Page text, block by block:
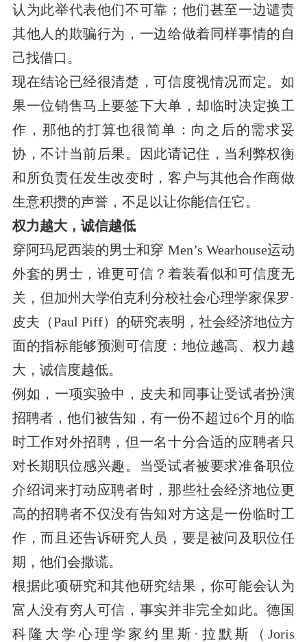
认为此举代表他们不可靠；他们甚至一边谴责
其他人的欺骗行为，一边给做着同样事情的自
己找借口。
现在结论已经很清楚，可信度视情况而定。如
果一位销售马上要签下大单，却临时决定换工
作，那他的打算也很简单：向之后的需求妥
协，不计当前后果。因此请记住，当利弊权衡
和所负责任发生改变时，客户与其他合作商做
生意积攒的声誉，不足以让你能信任它。
权力越大，诚信越低
穿阿玛尼西装的男士和穿 Men’s Wearhouse运动
外套的男士，谁更可信？着装看似和可信度无
关，但加州大学伯克利分校社会心理学家保罗·
皮夫（Paul Piff）的研究表明，社会经济地位方
面的指标能够预测可信度：地位越高、权力越
大，诚信度越低。
例如，一项实验中，皮夫和同事让受试者扮演
招聘者，他们被告知，有一份不超过6个月的临
时工作对外招聘，但一名十分合适的应聘者只
对长期职位感兴趣。当受试者被要求准备职位
介绍词来打动应聘者时，那些社会经济地位更
高的招聘者不仅没有告知对方这是一份临时工
作，而且还告诉研究人员，要是被问及职位任
期，他们会撒谎。
根据此项研究和其他研究结果，你可能会认为
富人没有穷人可信，事实并非完全如此。德国
科隆大学心理学家约里斯·拉默斯（Joris